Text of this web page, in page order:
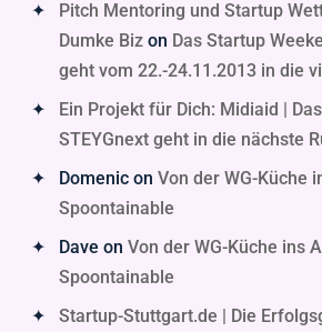
Pitch Mentoring und Startup
Dumke Bizon Das Startup
geht vom 22.-24.11.2013 in die
Ein Projekt für Dich: Midiaid |
STEYGnext geht in die nächste
Domenicon Von der WG-Küche
Spoontainable
Dave on Von der WG-Küche ins
Spoontainable
Startup-Stuttgart.de | Die